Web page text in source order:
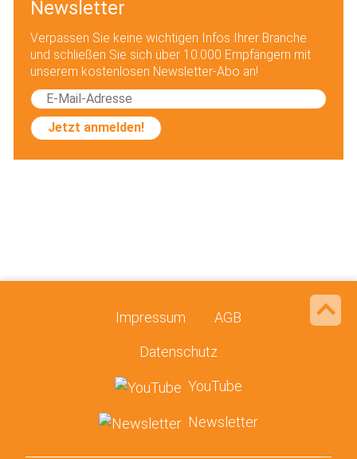
Newsletter
Verpassen Sie keine wichtigen Infos Ihrer Branche
und schließen Sie sich über 10.000 Empfängern mit
unserem kostenlosen Newsletter-Abo an!
Jetzt anmelden!
Impressum AGB
Datenschutz
YouTube
Newsletter